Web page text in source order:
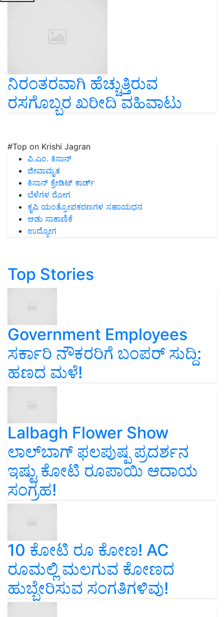
ನಿರಂತರವಾಗಿ ಹೆಚ್ಚುತ್ತಿರುವ
ರಸಗೊಬ್ಬರ ಖರೀದಿ ವಹಿವಾಟು
#Top on Krishi Jagran
ಪಿ.ಎಂ. ಕಿಸಾನ್
ಜೀವಾಮೃತ
ಕಿಸಾನ್ ಕ್ರೇಡಿಟ್ ಕಾರ್ಡ್
ಬೆಳೆಗಳ ರೋಗ
ಕೃಷಿ ಯಂತ್ರೋಪಕರಣಗಳ ಸಹಾಯಧನ
ಆಡು ಸಾಕಾಣಿಕೆ
ಉದ್ಯೋಗ
Top Stories
Government Employees
ಸರ್ಕಾರಿ ನೌಕರರಿಗೆ ಬಂಪರ್‌ ಸುದ್ದಿ:
ಹಣದ ಮಳೆ!
Lalbagh Flower Show
ಲಾಲ್‌ಬಾಗ್ ಫಲಪುಷ್ಪ ಪ್ರದರ್ಶನ
ಇಷ್ಟು ಕೋಟಿ ರೂಪಾಯಿ ಆದಾಯ
ಸಂಗ್ರಹ!
10 ಕೋಟಿ ರೂ ಕೋಣ! AC
ರೂಮಲ್ಲಿ ಮಲಗುವ ಕೋಣದ
ಹುಬ್ಬೇರಿಸುವ ಸಂಗತಿಗಳಿವು!